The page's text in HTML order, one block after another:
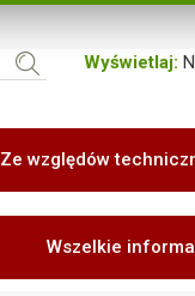
Wyświetlaj:
Ze względów
Wszelkie